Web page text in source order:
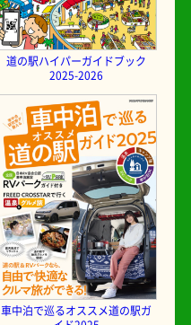
道の駅ハイパーガイドブック
2025-2026
車中泊で巡るオススメ道の駅ガ